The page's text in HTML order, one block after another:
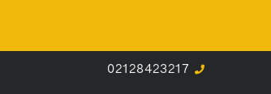
02128423217